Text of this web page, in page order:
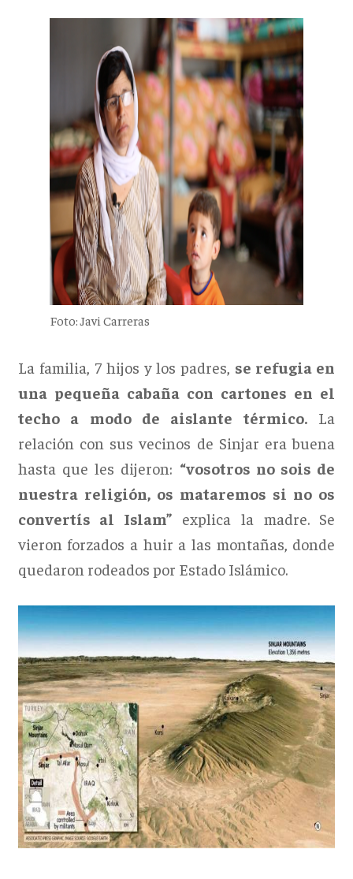
Foto: Javi Carreras
La familia, 7 hijos y los padres, se refugia en
una pequeña cabaña con cartones en el
techo a modo de aislante térmico.La
relación con sus vecinos de Sinjar era buena
hasta que les dijeron: “vosotros no sois de
nuestra religión, os mataremos si no os
convertís al Islam” explica la madre. Se
vieron forzados a huir a las montañas, donde
quedaron rodeados por Estado Islámico.